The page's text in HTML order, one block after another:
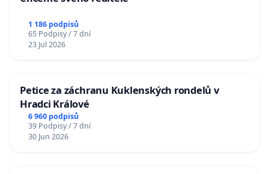
1 186 podpisů
65 Podpisy / 7 dní
23 Jul 2026
Petice za záchranu Kuklenských rondelů v
Hradci Králové
6 960 podpisů
39 Podpisy / 7 dní
30 Jun 2026